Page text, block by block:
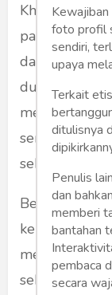
Kharisma
para senior
dan Hera
dukungan
meskipun
sempat
sekitar
Beberapa
kemarahan
mendapat
sebelum
foto profil
sendiri,
upaya
Terkait
ditulisnya
Penulis
dan
memberi
bantahan
pembaca
secara